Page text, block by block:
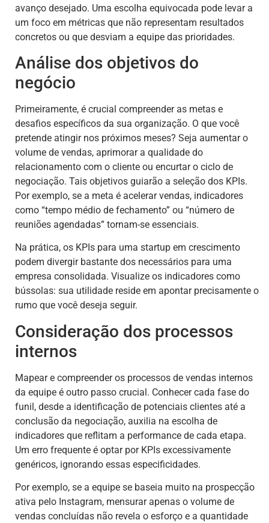
avanço desejado. Uma escolha equivocada pode levar a
um foco em métricas que não representam resultados
concretos ou que desviam a equipe das prioridades.
Análise dos objetivos do
negócio
Primeiramente, é crucial compreender as metas e
desafios específicos da sua organização. O que você
pretende atingir nos próximos meses? Seja aumentar o
volume de vendas, aprimorar a qualidade do
relacionamento com o cliente ou encurtar o ciclo de
negociação. Tais objetivos guiarão a seleção dos KPIs.
Por exemplo, se a meta é acelerar vendas, indicadores
como “tempo médio de fechamento” ou “número de
reuniões agendadas” tornam-se essenciais.
Na prática, os KPIs para uma startup em crescimento
podem divergir bastante dos necessários para uma
empresa consolidada. Visualize os indicadores como
bússolas: sua utilidade reside em apontar precisamente o
rumo que você deseja seguir.
Consideração dos processos
internos
Mapear e compreender os processos de vendas internos
da equipe é outro passo crucial. Conhecer cada fase do
funil, desde a identificação de potenciais clientes até a
conclusão da negociação, auxilia na escolha de
indicadores que reflitam a performance de cada etapa.
Um erro frequente é optar por KPIs excessivamente
genéricos, ignorando essas especificidades.
Por exemplo, se a equipe se baseia muito na prospecção
ativa pelo Instagram, mensurar apenas o volume de
vendas concluídas não revela o esforço e a quantidade